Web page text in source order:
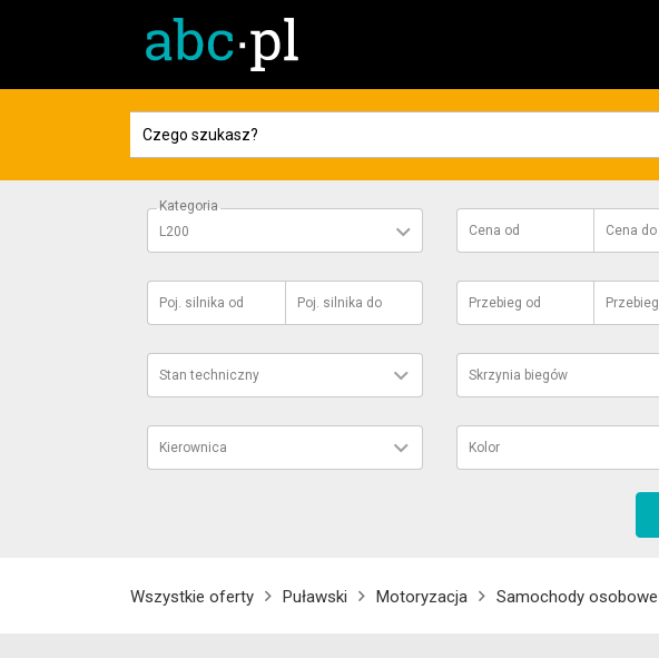
Kategoria
L200
Cena od Cena do
Poj. silnika od Poj. silnika do Przebieg od Przebieg
Stan techniczny Skrzynia biegów
Kierownica Kolor
Wszystkie oferty Puławski Motoryzacja Samochody osobowe